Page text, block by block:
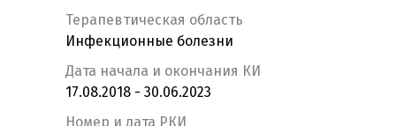
Терапевтическая область
Инфекционные болезни
Дата начала и окончания КИ
17.08.2018 - 30.06.2023
Номер и дата РКИ